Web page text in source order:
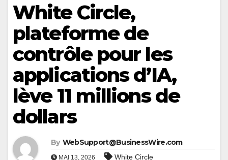
White Circle,
plateforme de
contrôle pour les
applications d’IA,
lève 11 millions de
dollars
By WebSupport@BusinessWire.com
MAI 13, 2026 White Circle